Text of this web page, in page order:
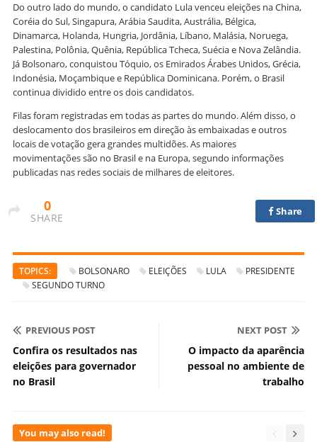
Do outro lado do mundo, o candidato Lula venceu eleições na China,
Coréia do Sul, Singapura, Arábia Saudita, Austrália, Bélgica,
Dinamarca, Holanda, Hungria, Jordânia, Líbano, Malásia, Noruega,
Palestina, Polônia, Quênia, República Tcheca, Suécia e Nova Zelândia.
Já Bolsonaro, conquistou Tóquio, os Emirados Árabes Unidos, Grécia,
Indonésia, Moçambique e República Dominicana. Porém, o Brasil
continua dividido entre os dois candidatos.
Filas foram registradas em todas as partes do mundo. Além disso, o
deslocamento dos brasileiros em direção às embaixadas e outros
locais de votação gera grandes multidões. As maiores
movimentações são no Brasil e na Europa, segundo informações
publicadas nas redes sociais de milhares de eleitores.
0
SHARE
Share
TOPICS: BOLSONARO ELEIÇÕES LULA
PRESIDENTE
SEGUNDO TURNO
PREVIOUS POST
Confira os resultados nas
eleições para governador
no Brasil
NEXT POST
O impacto da aparência
pessoal no ambiente de
trabalho
You may also read!